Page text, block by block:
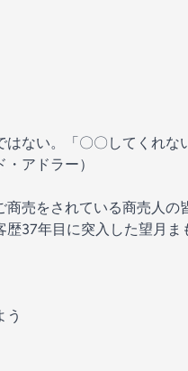
ない。「〇〇してくれ
アドラー）
売をされている商売人の
37年目に突入した望月
う